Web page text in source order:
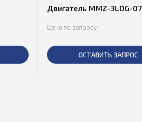
Двигатель MMZ-3LDG-07
Цена по запросу
ОСТАВИТЬ ЗАПРОС